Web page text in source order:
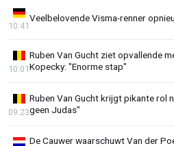
Veelbelovende Visma-renner
10:41
Ruben Van Gucht ziet opvallende
Kopecky: "Enorme stap"
10:01
Ruben Van Gucht krijgt pikante rol
geen Judas"
09:23
De Cauwer waarschuwt Van der